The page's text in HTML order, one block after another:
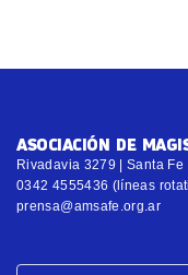
ASOCIACIÓN DE
Rivadavia 3279 | Santa Fe
0342 4555436 (líneas
prensa@amsafe.org.ar